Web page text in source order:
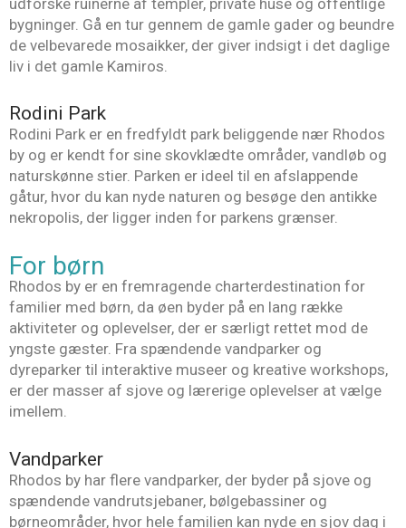
bygninger. Gå en tur gennem de gamle gader og beundre
de velbevarede mosaikker, der giver indsigt i det daglige
liv i det gamle Kamiros.
Rodini Park
Rodini Park er en fredfyldt park beliggende nær Rhodos
by og er kendt for sine skovklædte områder, vandløb og
naturskønne stier. Parken er ideel til en afslappende
gåtur, hvor du kan nyde naturen og besøge den antikke
nekropolis, der ligger inden for parkens grænser.
For børn
Rhodos by er en fremragende charterdestination for
familier med børn, da øen byder på en lang række
aktiviteter og oplevelser, der er særligt rettet mod de
yngste gæster. Fra spændende vandparker og
dyreparker til interaktive museer og kreative workshops,
er der masser af sjove og lærerige oplevelser at vælge
imellem.
Vandparker
Rhodos by har flere vandparker, der byder på sjove og
spændende vandrutsjebaner, bølgebassiner og
børneområder, hvor hele familien kan nyde en sjov dag i